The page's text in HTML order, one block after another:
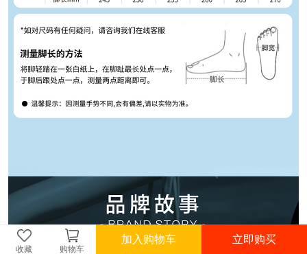
收藏 购物车
加入购物车 立即购买